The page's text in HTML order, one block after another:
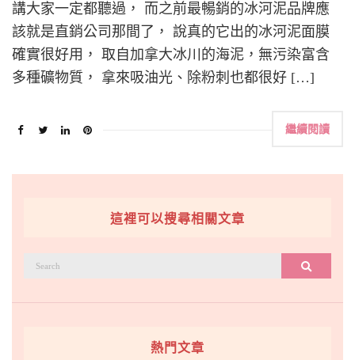
講大家一定都聽過， 而之前最暢銷的冰河泥品牌應
該就是直銷公司那間了， 說真的它出的冰河泥面膜
確實很好用， 取自加拿大冰川的海泥，無污染富含
多種礦物質， 拿來吸油光、除粉刺也都很好 […]
繼續閱讀
這裡可以搜尋相關文章
搜尋
熱門文章